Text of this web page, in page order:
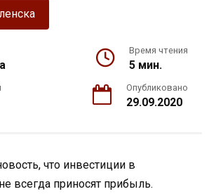
Время чтения
5 мин.
Опубликовано
29.09.2020
что инвестиции в
всегда приносят прибыль.